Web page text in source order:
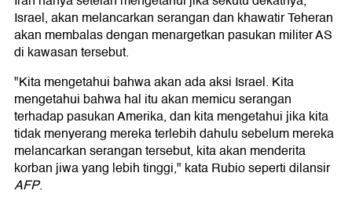
Israel, akan melancarkan serangan dan khawatir Teheran
akan membalas dengan menargetkan pasukan militer AS
di kawasan tersebut.
"Kita mengetahui bahwa akan ada aksi Israel. Kita
mengetahui bahwa hal itu akan memicu serangan
terhadap pasukan Amerika, dan kita mengetahui jika kita
tidak menyerang mereka terlebih dahulu sebelum mereka
melancarkan serangan tersebut, kita akan menderita
korban jiwa yang lebih tinggi," kata Rubio seperti dilansir
AFP.